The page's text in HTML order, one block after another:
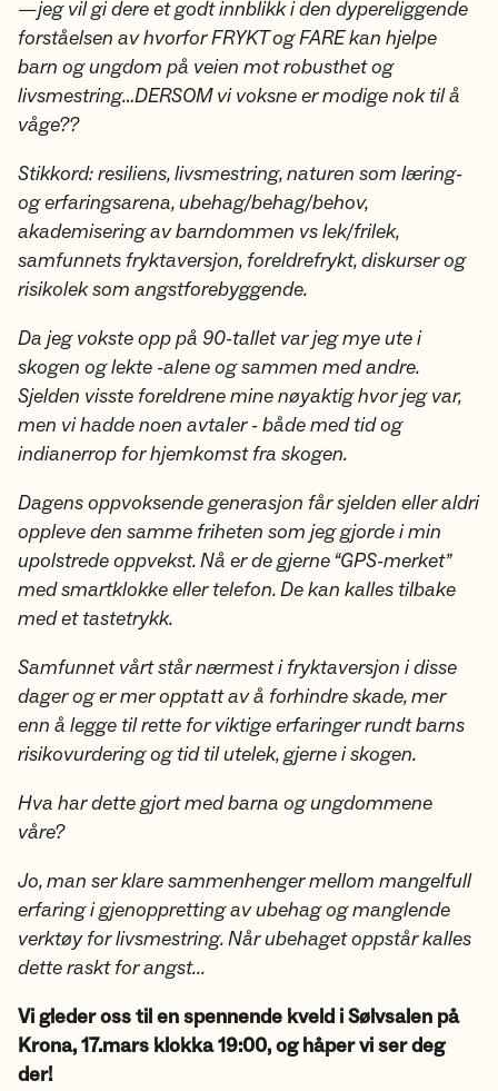
—jeg vil gi dere et godt innblikk i den dypereliggende
forståelsen av hvorfor FRYKT og FARE kan hjelpe
barn og ungdom på veien mot robusthet og
livsmestring…DERSOM vi voksne er modige nok til å
våge??
Stikkord: resiliens, livsmestring, naturen som læring-
og erfaringsarena, ubehag/behag/behov,
akademisering av barndommen vs lek/frilek,
samfunnets fryktaversjon, foreldrefrykt, diskurser og
risikolek som angstforebyggende.
Da jeg vokste opp på 90-tallet var jeg mye ute i
skogen og lekte -alene og sammen med andre.
Sjelden visste foreldrene mine nøyaktig hvor jeg var,
men vi hadde noen avtaler - både med tid og
indianerrop for hjemkomst fra skogen.
Dagens oppvoksende generasjon får sjelden eller aldri
oppleve den samme friheten som jeg gjorde i min
upolstrede oppvekst. Nå er de gjerne “GPS-merket”
med smartklokke eller telefon. De kan kalles tilbake
med et tastetrykk.
Samfunnet vårt står nærmest i fryktaversjon i disse
dager og er mer opptatt av å forhindre skade, mer
enn å legge til rette for viktige erfaringer rundt barns
risikovurdering og tid til utelek, gjerne i skogen.
Hva har dette gjort med barna og ungdommene
våre?
Jo, man ser klare sammenhenger mellom mangelfull
erfaring i gjenoppretting av ubehag og manglende
verktøy for livsmestring. Når ubehaget oppstår kalles
dette raskt for angst...
Vi gleder oss til en spennende kveld i Sølvsalen på
Krona, 17.mars klokka 19:00, og håper vi ser deg
der!